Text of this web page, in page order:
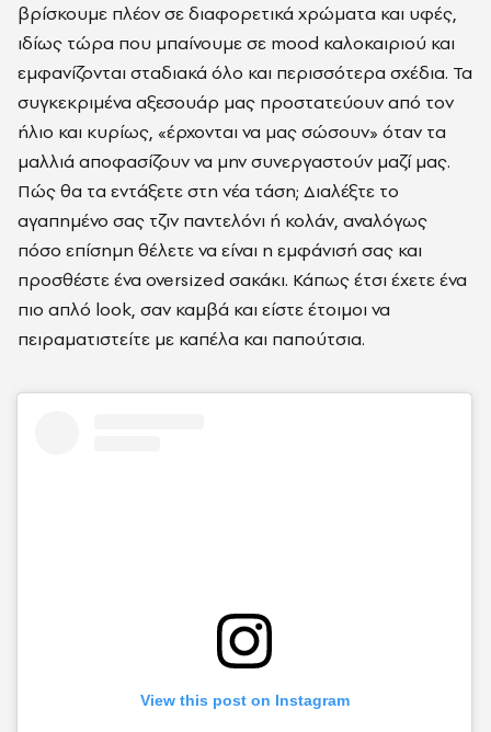
βρίσκουμε πλέον σε διαφορετικά χρώματα και υφές,
ιδίως τώρα που μπαίνουμε σε mood καλοκαιριού και
εμφανίζονται σταδιακά όλο και περισσότερα σχέδια. Τα
συγκεκριμένα αξεσουάρ μας προστατεύουν από τον
ήλιο και κυρίως, «έρχονται να μας σώσουν» όταν τα
μαλλιά αποφασίζουν να μην συνεργαστούν μαζί μας.
Πώς θα τα εντάξετε στη νέα τάση; Διαλέξτε το
αγαπημένο σας τζιν παντελόνι ή κολάν, αναλόγως
πόσο επίσημη θέλετε να είναι η εμφάνισή σας και
προσθέστε ένα oversized σακάκι. Κάπως έτσι έχετε ένα
πιο απλό look, σαν καμβά και είστε έτοιμοι να
πειραματιστείτε με καπέλα και παπούτσια.
View this post on Instagram